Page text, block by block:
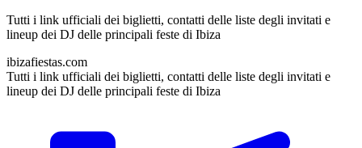
Tutti i link ufficiali dei biglietti, contatti delle liste degli invitati e
lineup dei DJ delle principali feste di Ibiza
ibizafiestas.com
Tutti i link ufficiali dei biglietti, contatti delle liste degli invitati e
lineup dei DJ delle principali feste di Ibiza